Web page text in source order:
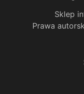
Sklep
Prawa